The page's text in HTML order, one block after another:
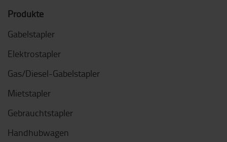
Produkte
Gabelstapler
Elektrostapler
Gas/Diesel-Gabelstapler
Mietstapler
Gebrauchtstapler
Handhubwagen